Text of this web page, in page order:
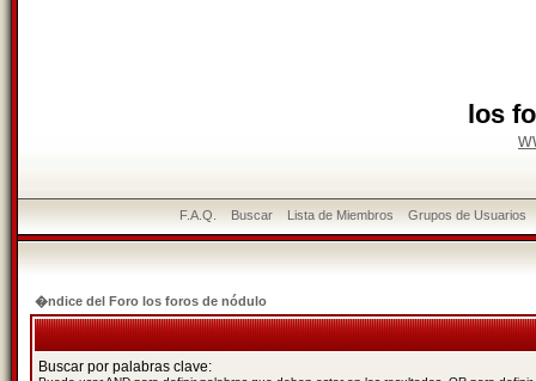
los
F.A.Q. Buscar Lista de Miembros Grupos de Usuarios
�ndice del Foro los foros de nódulo
Buscar por palabras clave: